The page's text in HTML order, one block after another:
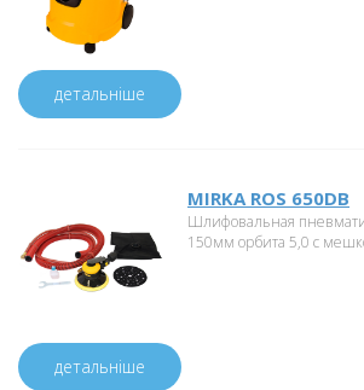
детальніше
MIRKA ROS 650DB
Шлифовальная
150мм орбита 5,0 с
детальніше